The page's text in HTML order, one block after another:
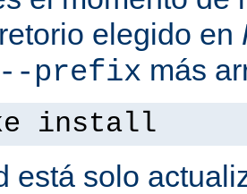
elegido en
--prefix más
install
está solo